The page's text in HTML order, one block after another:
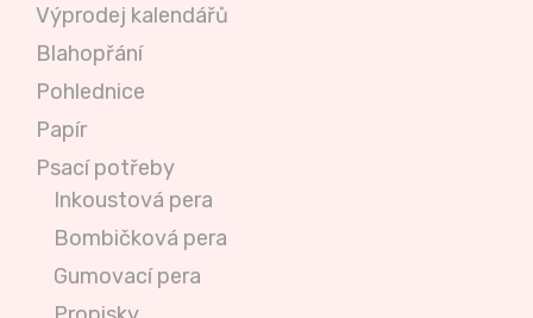
Výprodej kalendářů
Blahopřání
Pohlednice
Papír
Psací potřeby
Inkoustová pera
Bombičková pera
Gumovací pera